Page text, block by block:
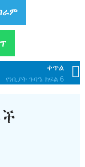
ቀጥል
የነቢያት ጉባዔ ክፍል 6